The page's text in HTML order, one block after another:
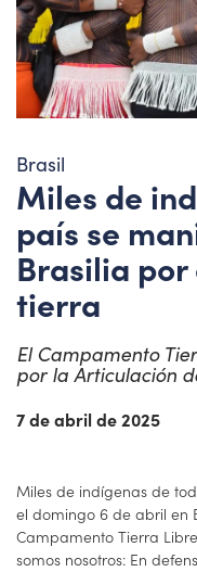
Brasil
Miles de
país se
Brasilia
tierra
El Campamento
por la Articulación
7 de abril de 2025
Miles de indígenas de
el domingo 6 de abril en
Campamento Tierra
somos nosotros: En